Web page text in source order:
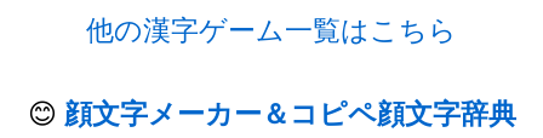
他の漢字ゲーム一覧はこちら
😊 顔文字メーカー＆コピペ顔文字辞典